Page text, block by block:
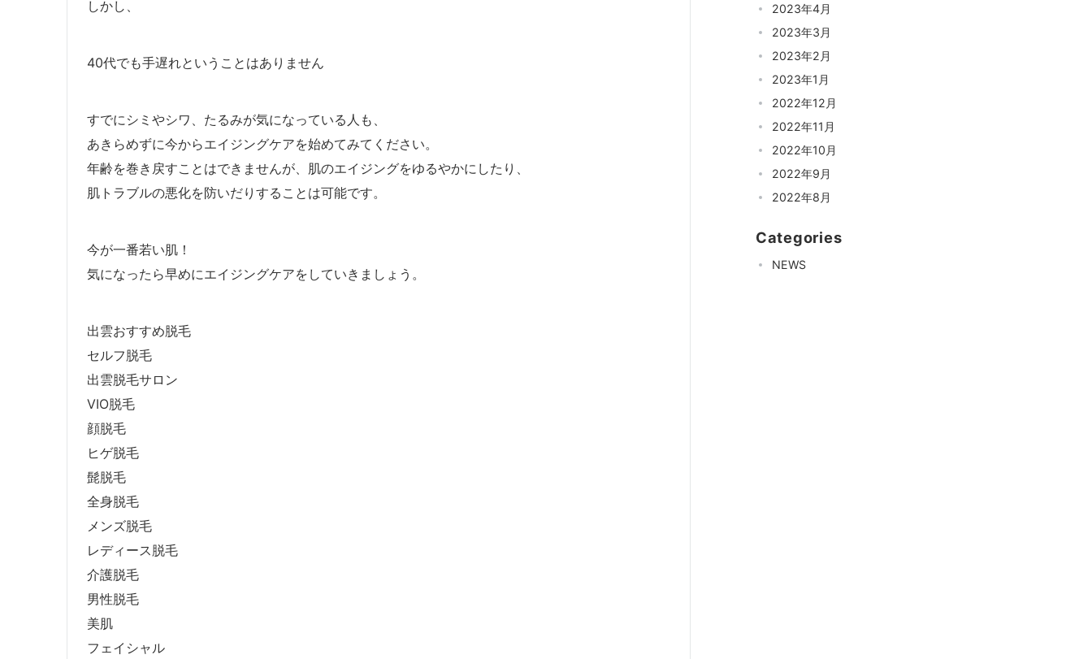
しかし、
40代でも手遅れということはありません
すでにシミやシワ、たるみが気になっている人も、
あきらめずに今からエイジングケアを始めてみてください。
年齢を巻き戻すことはできませんが、肌のエイジングをゆるやかにしたり、
肌トラブルの悪化を防いだりすることは可能です。
今が一番若い肌！
気になったら早めにエイジングケアをしていきましょう。
出雲おすすめ脱毛
セルフ脱毛
出雲脱毛サロン
VIO脱毛
顔脱毛
ヒゲ脱毛
髭脱毛
全身脱毛
メンズ脱毛
レディース脱毛
介護脱毛
男性脱毛
美肌
フェイシャル
2023年4月
2023年3月
2023年2月
2023年1月
2022年12月
2022年11月
2022年10月
2022年9月
2022年8月
Categories
NEWS